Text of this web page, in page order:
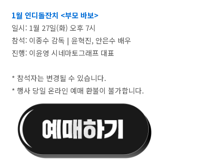
1월 인디돌잔치 <부모 바보>
일시: 1월 27일(화) 오후 7시
참석: 이종수 감독 | 윤혁진, 안은수 배우
진행: 이윤영 시네마토그래프 대표
* 참석자는 변경될 수 있습니다.
* 행사 당일 온라인 예매 환불이 불가합니다.